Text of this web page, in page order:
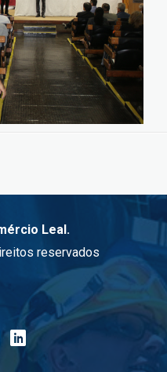
Leal.
reservados